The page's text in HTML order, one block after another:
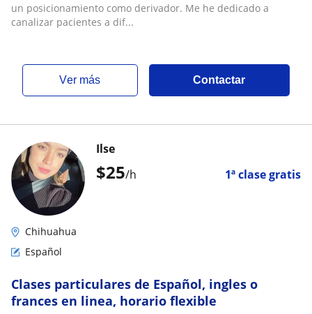
un posicionamiento como derivador. Me he dedicado a
canalizar pacientes a dif...
ver más Contactar
$25/h 1ª clase gratis
Ilse
Chihuahua
Español
Clases particulares de Español, ingles o
frances en linea, horario flexible